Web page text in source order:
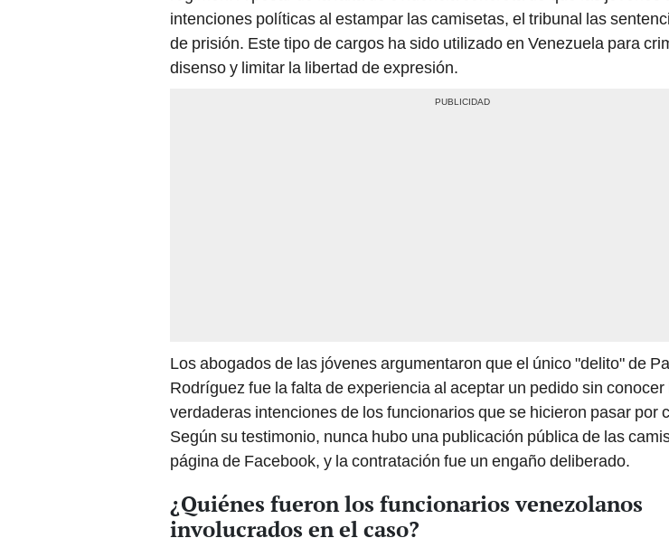
intenciones políticas al estampar las camisetas, el tribunal las
de prisión. Este tipo de cargos ha sido utilizado en Venezuela para
disenso y limitar la libertad de expresión.
Los abogados de las jóvenes argumentaron que el único "delito" de
Rodríguez fue la falta de experiencia al aceptar un pedido sin conocer
verdaderas intenciones de los funcionarios que se hicieron pasar por
Según su testimonio, nunca hubo una publicación pública de las
página de Facebook, y la contratación fue un engaño deliberado.
¿Quiénes fueron los funcionarios venezolanos
involucrados en el caso?